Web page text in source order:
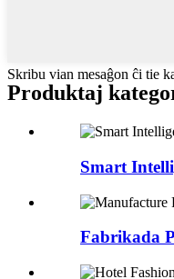
Skribu vian mesaĝon ĉi tie
Produktaj
Smart
Fabrikada